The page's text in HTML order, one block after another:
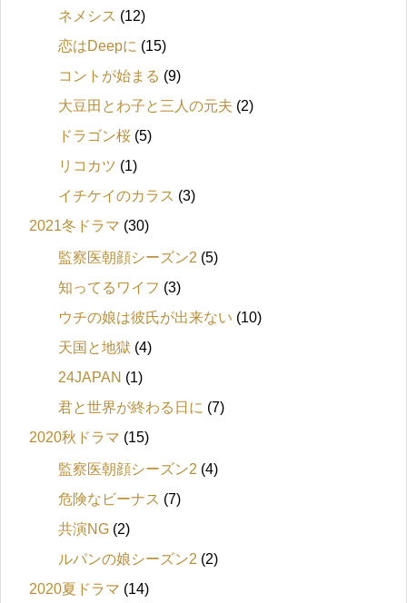
ネメシス (12)
恋はDeepに (15)
コントが始まる (9)
大豆田とわ子と三人の元夫 (2)
ドラゴン桜 (5)
リコカツ (1)
イチケイのカラス (3)
2021冬ドラマ (30)
監察医朝顔シーズン2 (5)
知ってるワイフ (3)
ウチの娘は彼氏が出来ない (10)
天国と地獄 (4)
24JAPAN (1)
君と世界が終わる日に (7)
2020秋ドラマ (15)
監察医朝顔シーズン2 (4)
危険なビーナス (7)
共演NG (2)
ルパンの娘シーズン2 (2)
2020夏ドラマ (14)